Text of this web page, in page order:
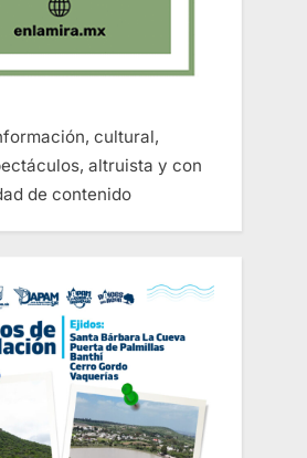
cultural,
altruista y con
de contenido